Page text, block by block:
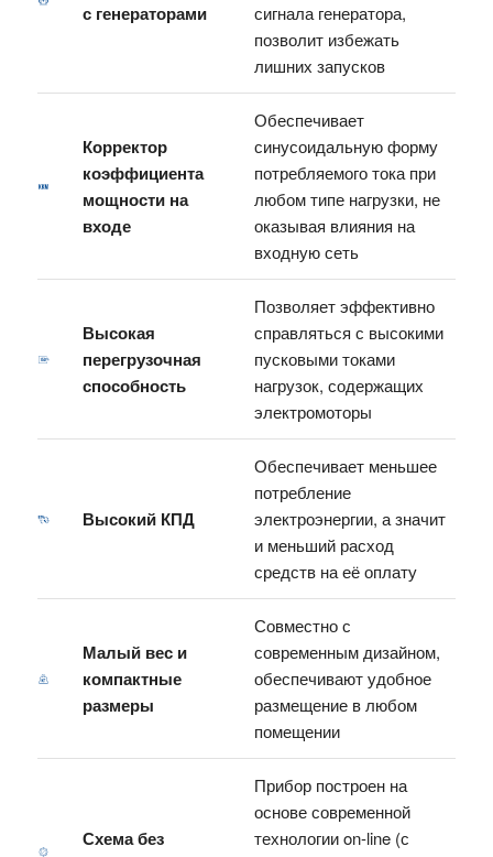
с генераторами
сигнала генератора,
позволит избежать
лишних запусков
Корректор
коэффициента
мощности на
входе
Обеспечивает
синусоидальную форму
потребляемого тока при
любом типе нагрузки, не
оказывая влияния на
входную сеть
Высокая
перегрузочная
способность
Позволяет эффективно
справляться с высокими
пусковыми токами
нагрузок, содержащих
электромоторы
Высокий КПД
Обеспечивает меньшее
потребление
электроэнергии, а значит
и меньший расход
средств на её оплату
Малый вес и
компактные
размеры
Совместно с
современным дизайном,
обеспечивают удобное
размещение в любом
помещении
Схема без
Прибор построен на
основе современной
технологии on-line (с